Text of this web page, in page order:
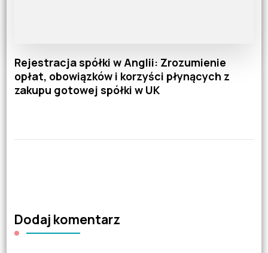
Rejestracja spółki w Anglii: Zrozumienie
opłat, obowiązków i korzyści płynących z
zakupu gotowej spółki w UK
Dodaj komentarz